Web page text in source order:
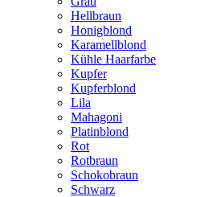
Hellbraun
Honigblond
Karamellblond
Kühle Haarfarbe
Kupfer
Kupferblond
Lila
Mahagoni
Platinblond
Rot
Rotbraun
Schokobraun
Schwarz